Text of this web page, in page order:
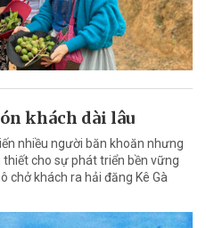
khách dài lâu
nhiều người băn khoăn nhưng
thiết cho sự phát triển bền vững
chở khách ra hải đăng Kê Gà